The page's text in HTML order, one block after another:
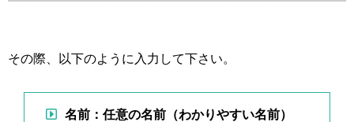
その際、以下のように入力して下さい。
名前：任意の名前（わかりやすい名前）